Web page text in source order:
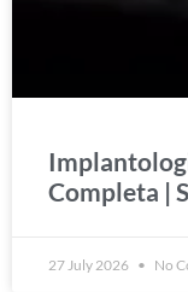
Completa |
27 July 2026 No